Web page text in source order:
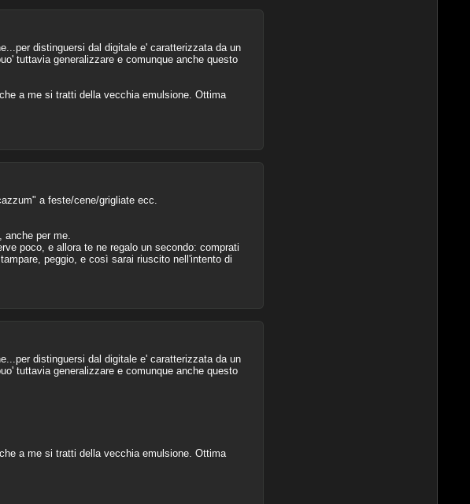
distinguersi dal digitale e' caratterizzata da un
tuttavia generalizzare e comunque anche questo
a me si tratti della vecchia emulsione. Ottima
a feste/cene/grigliate ecc.
per me.
poco, e allora te ne regalo un secondo: comprati
peggio, e così sarai riuscito nell'intento di
distinguersi dal digitale e' caratterizzata da un
tuttavia generalizzare e comunque anche questo
a me si tratti della vecchia emulsione. Ottima